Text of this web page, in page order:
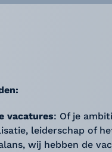
vacatures: Of je
leiderschap of
wij hebben de